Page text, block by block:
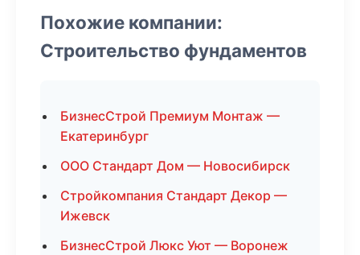
Похожие компании:
Строительство фундаментов
БизнесСтрой Премиум Монтаж —
Екатеринбург
ООО Стандарт Дом — Новосибирск
Стройкомпания Стандарт Декор —
Ижевск
БизнесСтрой Люкс Уют — Воронеж